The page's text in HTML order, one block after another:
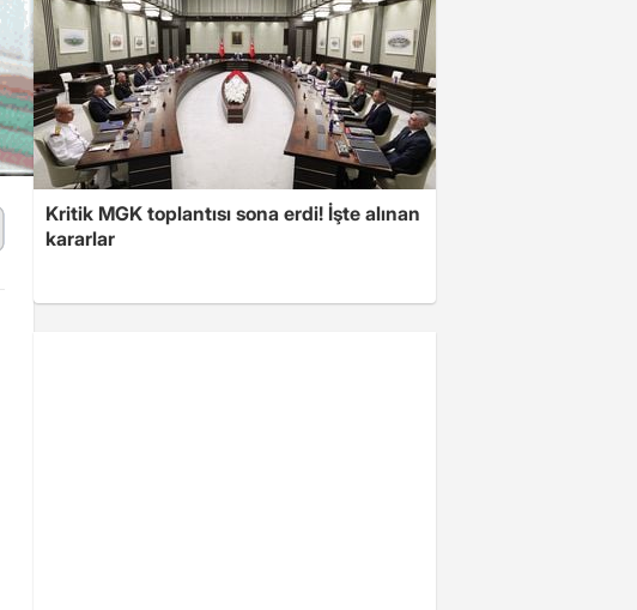
Kritik MGK toplantısı sona erdi! İşte alınan
kararlar